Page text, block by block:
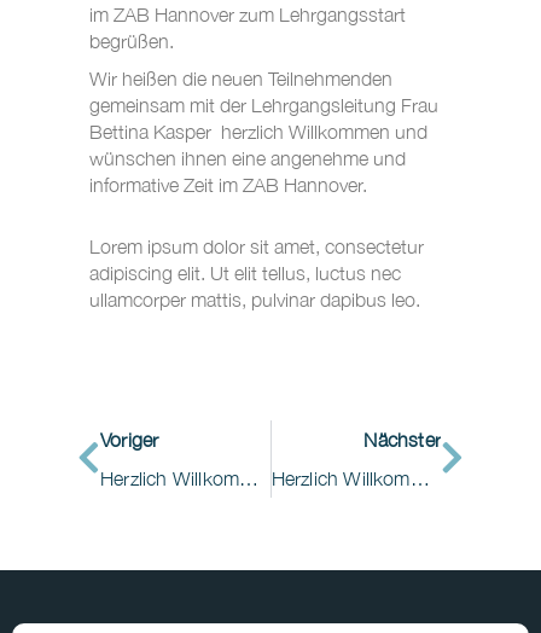
im ZAB Hannover zum Lehrgangsstart
begrüßen.
Wir heißen die neuen Teilnehmenden
gemeinsam mit der Lehrgangsleitung Frau
Bettina Kasper herzlich Willkommen und
wünschen ihnen eine angenehme und
informative Zeit im ZAB Hannover.
Lorem ipsum dolor sit amet, consectetur
adipiscing elit. Ut elit tellus, luctus nec
ullamcorper mattis, pulvinar dapibus leo.
Voriger
Herzlich Willkommen zur Weiterbildung „Wundexperte/in ICW“®
Nächster
Herzlich Willkommen zur Leitungsweiterbildung im ZAB Hannover!